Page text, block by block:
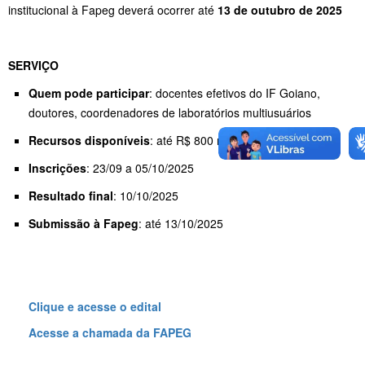
institucional à Fapeg deverá ocorrer até 13 de outubro de 2025
SERVIÇO
Quem pode participar: docentes efetivos do IF Goiano,
doutores, coordenadores de laboratórios multiusuários
Recursos disponíveis: até R$ 800 mil (Fapeg)
Inscrições: 23/09 a 05/10/2025
Resultado final: 10/10/2025
Submissão à Fapeg: até 13/10/2025
Clique e acesse o edital
Acesse a chamada da FAPEG